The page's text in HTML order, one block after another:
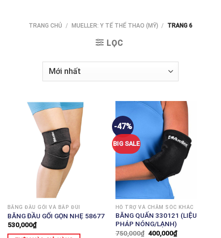
TRANG CHỦ / MUELLER: Y TẾ THỂ THAO (MỸ) / TRANG 6
LỌC
BĂNG ĐẦU GỐI VÀ BẮP ĐÙI
BĂNG ĐẦU GỐI GỌN NHẸ 58677
530,000₫
-47%
BIG SALE
HỖ TRỢ VÀ CHĂM SÓC KHÁC
BĂNG QUẤN 330121 (LIỆU
PHÁP NÓNG/LẠNH)
750,000₫ 400,000₫